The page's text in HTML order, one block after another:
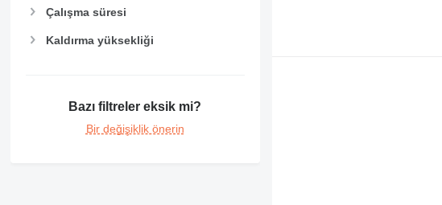
Çalışma süresi
Kaldırma yüksekliği
Bazı filtreler eksik mi?
Bir değişiklik önerin